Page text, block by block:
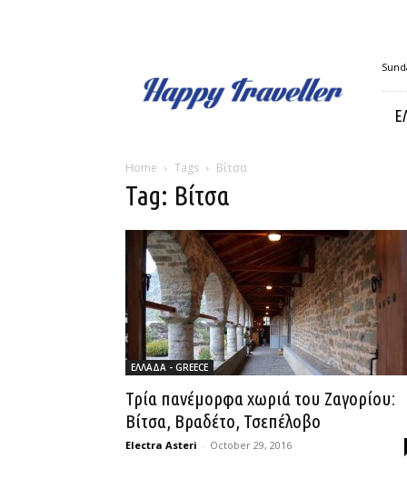
Traveller
Home Tags Βίτσα
Tag: Βίτσα
ΕΛΛΑΔΑ - GREECE
Τρία πανέμορφα χωριά του Ζαγορίου:
Βίτσα, Βραδέτο, Τσεπέλοβο
Electra Asteri - October 29, 2016